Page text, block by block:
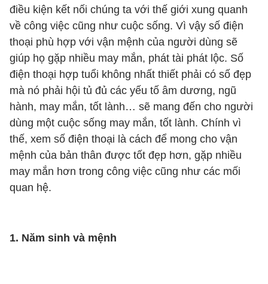
điều kiện kết nối chúng ta với thế giới xung quanh
về công việc cũng như cuộc sống. Vì vậy số điện
thoại phù hợp với vận mệnh của người dùng sẽ
giúp họ gặp nhiều may mắn, phát tài phát lộc. Số
điện thoại hợp tuổi không nhất thiết phải có số đẹp
mà nó phải hội tủ đủ các yếu tố âm dương, ngũ
hành, may mắn, tốt lành… sẽ mang đến cho người
dùng một cuộc sống may mắn, tốt lành. Chính vì
thế, xem số điện thoại là cách để mong cho vận
mệnh của bản thân được tốt đẹp hơn, gặp nhiều
may mắn hơn trong công việc cũng như các mối
quan hệ.
1. Năm sinh và mệnh